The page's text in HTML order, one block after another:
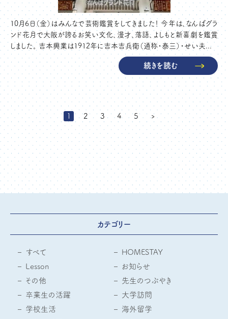
10月6日（金）はみんなで芸術鑑賞をしてきました！ 今年は、なんばグラ
ンド花月で大阪が誇るお笑い文化、漫才、落語、よしもと新喜劇を鑑賞
しました。 吉本興業は1912年に吉本吉兵衛（通称・泰三）・せい夫...
続きを読む
1 2 3 4 5 ›
カテゴリー
すべて
HOMESTAY
Lesson
お知らせ
その他
先生のつぶやき
卒業生の活躍
大学訪問
学校生活
海外留学